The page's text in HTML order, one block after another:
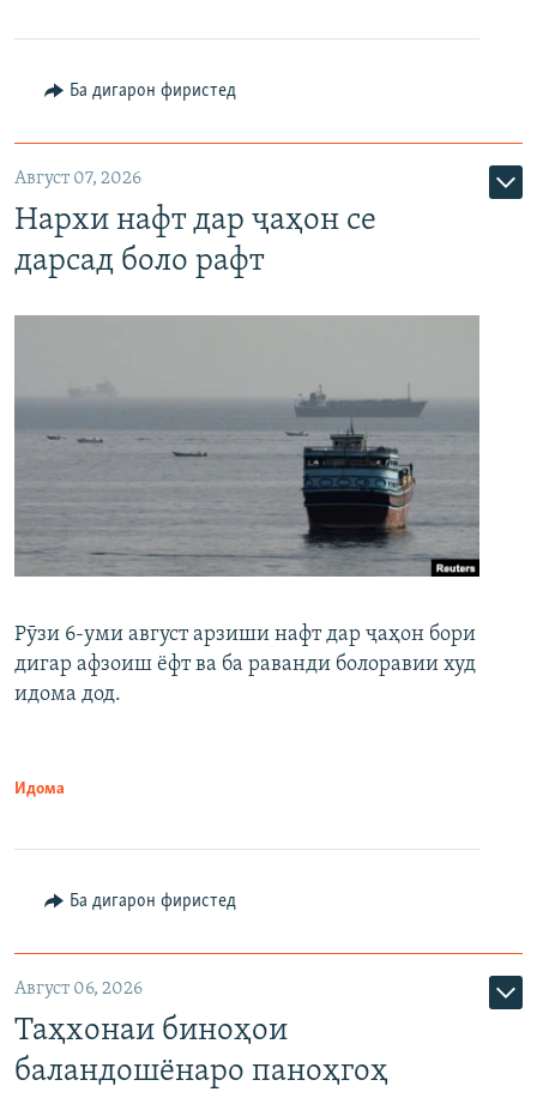
Ба дигарон фиристед
Август 07, 2026
Нархи нафт дар ҷаҳон се
дарсад боло рафт
Рӯзи 6-уми август арзиши нафт дар ҷаҳон бори
дигар афзоиш ёфт ва ба раванди болоравии худ
идома дод.
Идома
Ба дигарон фиристед
Август 06, 2026
Таҳхонаи биноҳои
баландошёнаро паноҳгоҳ